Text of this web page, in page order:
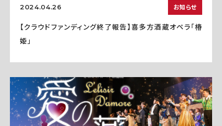
2024.04.26 お知らせ
【クラウドファンディング終了報告】喜多方酒蔵オペラ「椿
姫」